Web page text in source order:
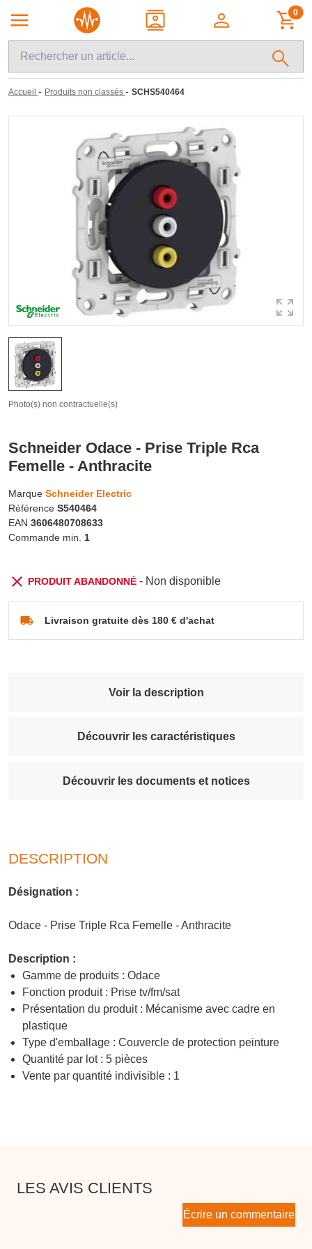
0
Accueil - Produits non classés - SCHS540464
Photo(s) non contractuelle(s)
Schneider Odace - Prise Triple Rca
Femelle - Anthracite
Marque Schneider Electric
Référence S540464
EAN 3606480708633
Commande min. 1
PRODUIT ABANDONNÉ- Non disponible
Livraison gratuite dès 180 € d'achat
Voir la description
Découvrir les caractéristiques
Découvrir les documents et notices
DESCRIPTION
Désignation :
Odace - Prise Triple Rca Femelle - Anthracite
Description :
Gamme de produits : Odace
Fonction produit : Prise tv/fm/sat
Présentation du produit : Mécanisme avec cadre en
plastique
Type d'emballage : Couvercle de protection peinture
Quantité par lot : 5 pièces
Vente par quantité indivisible : 1
LES AVIS CLIENTS
Écrire un commentaire